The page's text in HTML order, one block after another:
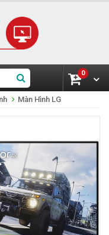
0
Màn Hình LG